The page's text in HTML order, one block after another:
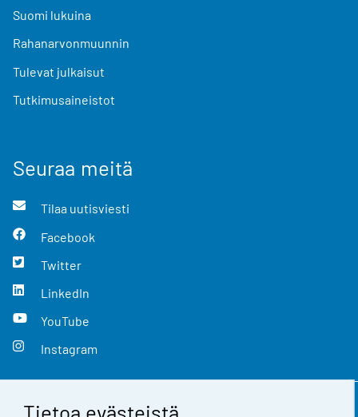
Tietoa evästeistä
Suomi lukuina
Rahanarvonmuunnin
Tulevat julkaisut
Tutkimusaineistot
Seuraa meitä
Tilaa uutisviesti
Facebook
Twitter
LinkedIn
YouTube
Instagram